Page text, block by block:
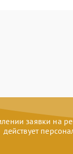
заявки на
действует